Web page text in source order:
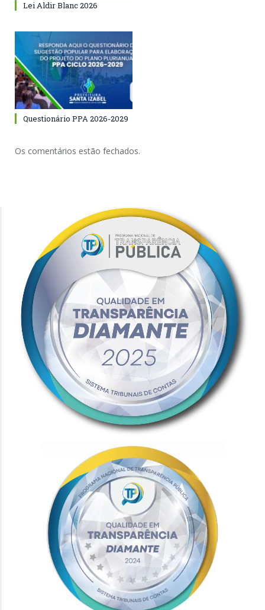
Lei Aldir Blanc 2026
Questionário PPA 2026-2029
Os comentários estão fechados.